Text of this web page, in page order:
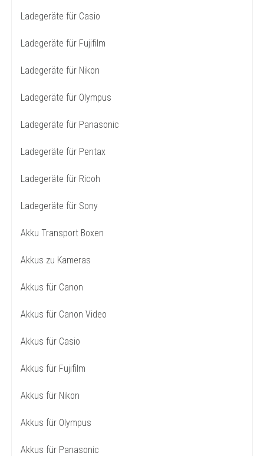
Ladegeräte für Casio
Ladegeräte für Fujifilm
Ladegeräte für Nikon
Ladegeräte für Olympus
Ladegeräte für Panasonic
Ladegeräte für Pentax
Ladegeräte für Ricoh
Ladegeräte für Sony
Akku Transport Boxen
Akkus zu Kameras
Akkus für Canon
Akkus für Canon Video
Akkus für Casio
Akkus für Fujifilm
Akkus für Nikon
Akkus für Olympus
Akkus für Panasonic